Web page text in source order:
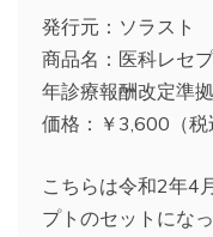
発行元：ソラスト
商品名：医科レセ
年診療報酬改定準拠
価格：￥3,600（税
こちらは令和2年4
プトのセットになっ